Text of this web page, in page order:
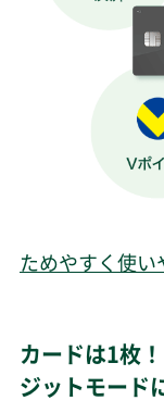
ためやすく使
カードは1枚
ジットモード